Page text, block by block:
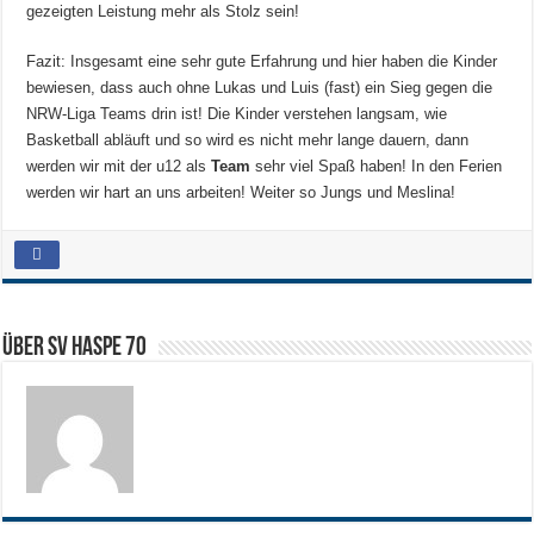
gezeigten Leistung mehr als Stolz sein!
Fazit: Insgesamt eine sehr gute Erfahrung und hier haben die Kinder
bewiesen, dass auch ohne Lukas und Luis (fast) ein Sieg gegen die
NRW-Liga Teams drin ist! Die Kinder verstehen langsam, wie
Basketball abläuft und so wird es nicht mehr lange dauern, dann
werden wir mit der u12 alsTeam sehr viel Spaß haben! In den Ferien
werden wir hart an uns arbeiten! Weiter so Jungs und Meslina!
Über SV HASPE 70